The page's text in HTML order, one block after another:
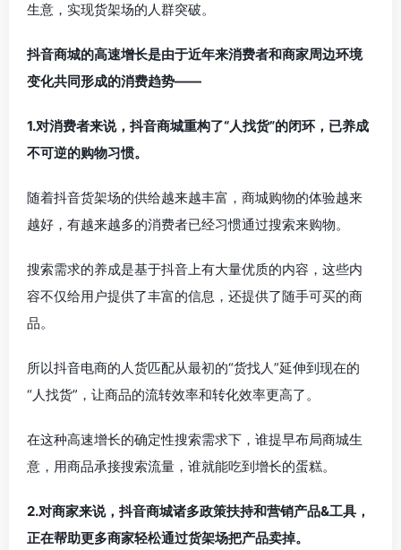
生意，实现货架场的人群突破。
抖音商城的高速增长是由于近年来消费者和商家周边环境
变化共同形成的消费趋势——
1.对消费者来说，抖音商城重构了“人找货”的闭环，已养成
不可逆的购物习惯。
随着抖音货架场的供给越来越丰富，商城购物的体验越来
越好，有越来越多的消费者已经习惯通过搜索来购物。
搜索需求的养成是基于抖音上有大量优质的内容，这些内
容不仅给用户提供了丰富的信息，还提供了随手可买的商
品。
所以抖音电商的人货匹配从最初的“货找人”延伸到现在的
“人找货”，让商品的流转效率和转化效率更高了。
在这种高速增长的确定性搜索需求下，谁提早布局商城生
意，用商品承接搜索流量，谁就能吃到增长的蛋糕。
2.对商家来说，抖音商城诸多政策扶持和营销产品&工具，
正在帮助更多商家轻松通过货架场把产品卖掉。